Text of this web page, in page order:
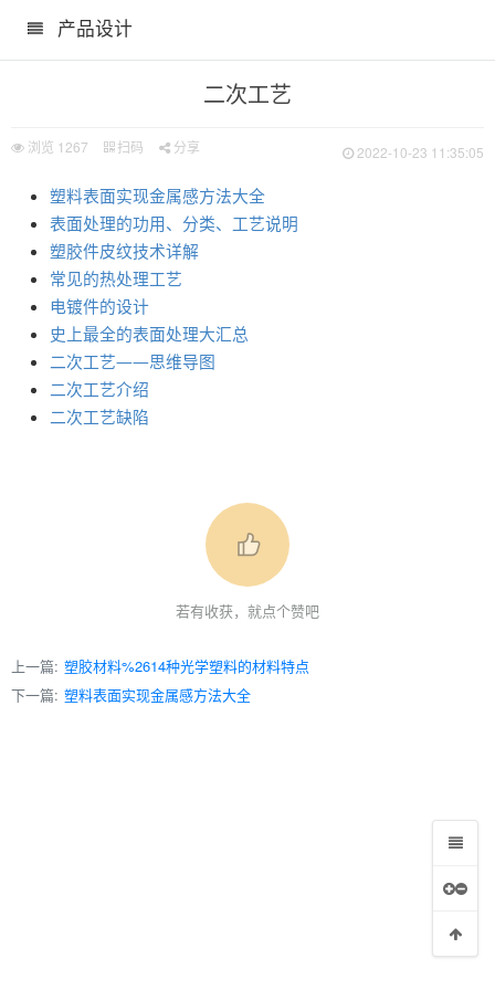
产品设计
二次工艺
浏览 1267 扫码 分享 2022-10-23 11:35:05
塑料表面实现金属感方法大全
表面处理的功用、分类、工艺说明
塑胶件皮纹技术详解
常见的热处理工艺
电镀件的设计
史上最全的表面处理大汇总
二次工艺——思维导图
二次工艺介绍
二次工艺缺陷
若有收获，就点个赞吧
上一篇: 塑胶材料%2614种光学塑料的材料特点
下一篇: 塑料表面实现金属感方法大全